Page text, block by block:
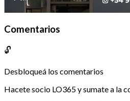
Comentarios
🔓
Desbloqueá los comentarios
Hacete socio LO365 y sumate a la